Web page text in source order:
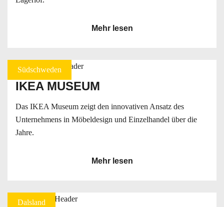
Mehr lesen
Südschweden
IKEA MUSEUM
Das IKEA Museum zeigt den innovativen Ansatz des
Unternehmens in Möbeldesign und Einzelhandel über die
Jahre.
Mehr lesen
Dalsland